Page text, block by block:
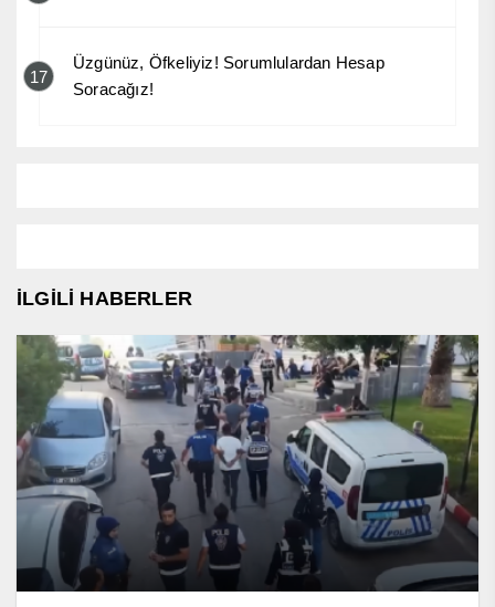
17
Üzgünüz, Öfkeliyiz! Sorumlulardan Hesap
Soracağız!
İLGİLİ HABERLER